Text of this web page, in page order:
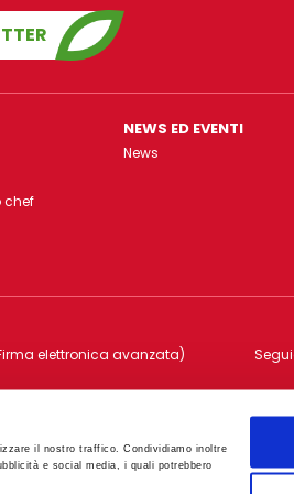
il nostro traffico. Condividiamo inoltre
e social media, i quali potrebbero
chef
NEWS ED EVENTI
News
elettronica avanzata)
Imp. di PG 00326380540 - Capitale